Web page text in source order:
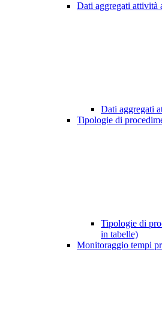
Dati aggregati attività
Dati aggregati
Tipologie di
Tipologie di
in tabelle)
Monitoraggio tempi